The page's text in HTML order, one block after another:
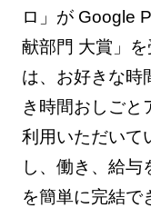
ロ」が Google
献部門 大賞」
は、お好きな時
き時間おしごと
利用いただいて
し、働き、給与
を簡単に完結で